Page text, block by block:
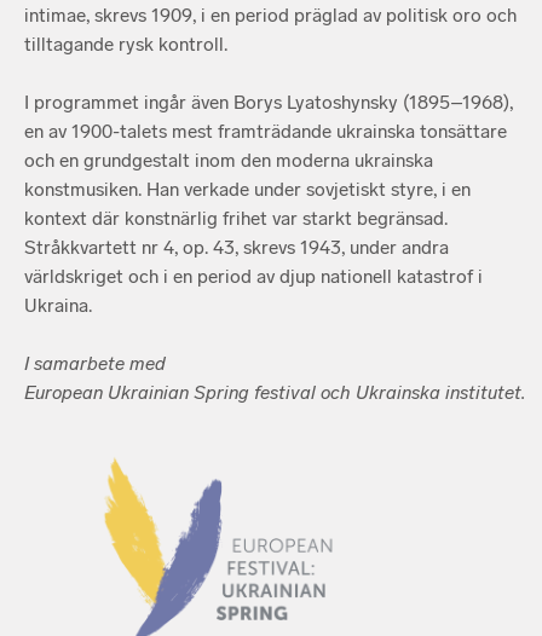
intimae, skrevs 1909, i en period präglad av politisk oro och
tilltagande rysk kontroll.
I programmet ingår även Borys Lyatoshynsky (1895–1968),
en av 1900-talets mest framträdande ukrainska tonsättare
och en grundgestalt inom den moderna ukrainska
konstmusiken. Han verkade under sovjetiskt styre, i en
kontext där konstnärlig frihet var starkt begränsad.
Stråkkvartett nr 4, op. 43, skrevs 1943, under andra
världskriget och i en period av djup nationell katastrof i
Ukraina.
I samarbete med
European Ukrainian Spring festival och Ukrainska institutet.